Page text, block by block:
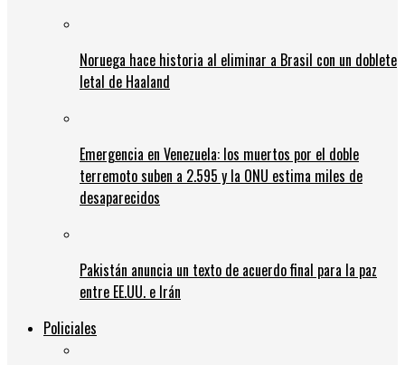
Noruega hace historia al eliminar a Brasil con un doblete
letal de Haaland
Emergencia en Venezuela: los muertos por el doble
terremoto suben a 2.595 y la ONU estima miles de
desaparecidos
Pakistán anuncia un texto de acuerdo final para la paz
entre EE.UU. e Irán
Policiales